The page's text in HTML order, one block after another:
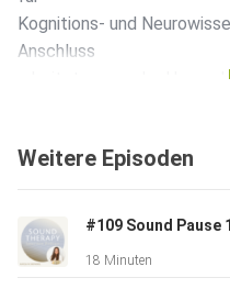
Kognitions- und
Anschluss
arbeitete er an der Harvard
Professor für
renommierten
Universität Bergen in
SPIEGEL-Bestsellerautor.
Weitere Episoden
#109 Sound Pause
18 Minuten